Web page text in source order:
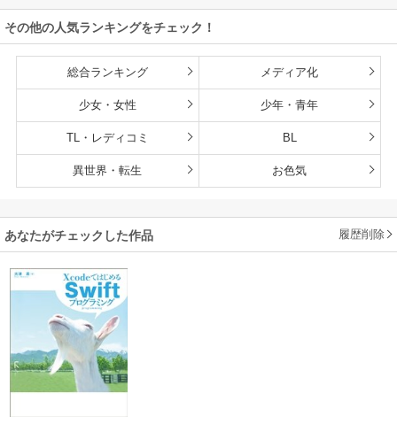
その他の人気ランキングをチェック！
総合ランキング メディア化
少女・女性 少年・青年
TL・レディコミ BL
異世界・転生 お色気
あなたがチェックした作品 履歴削除